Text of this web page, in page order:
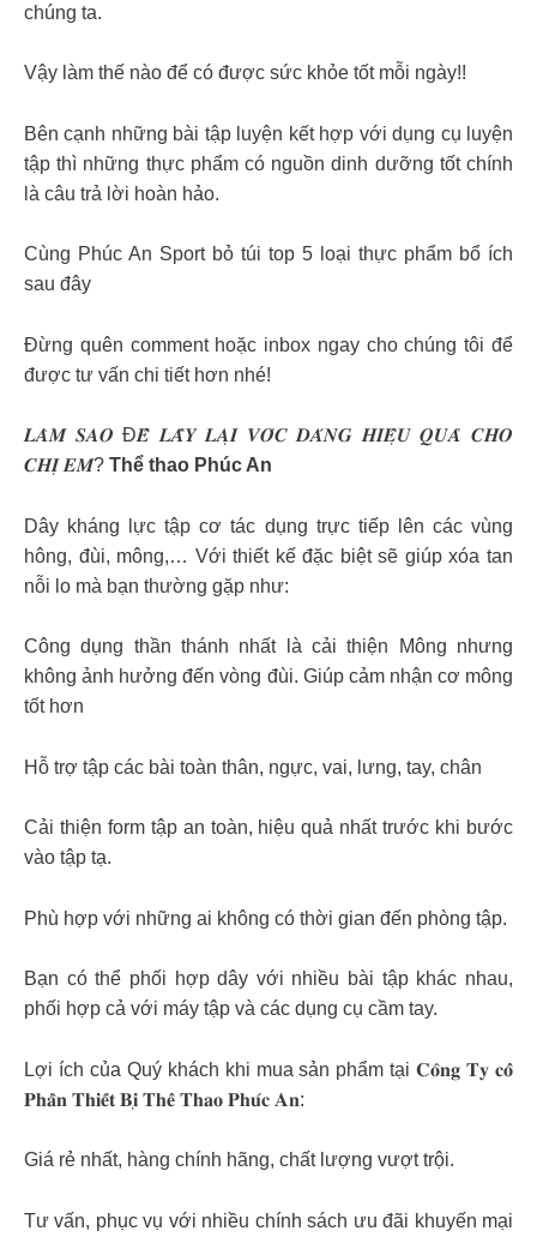
chúng ta.
Vậy làm thế nào để có được sức khỏe tốt mỗi ngày!!
Bên cạnh những bài tập luyện kết hợp với dụng cụ luyện
tập thì những thực phẩm có nguồn dinh dưỡng tốt chính
là câu trả lời hoàn hảo.
Cùng Phúc An Sport bỏ túi top 5 loại thực phẩm bổ ích
sau đây
Đừng quên comment hoặc inbox ngay cho chúng tôi để
được tư vấn chi tiết hơn nhé!
𝑳𝑨̀𝑴 𝑺𝑨𝑶 Đ𝑬̂̉ 𝑳𝑨̂́𝒀 𝑳𝑨̣𝑰 𝑽𝑶́𝑪 𝑫𝑨́𝑵𝑮 𝑯𝑰𝑬̣̂𝑼 𝑸𝑼𝑨̉ 𝑪𝑯𝑶
𝑪𝑯𝑰̣ 𝑬𝑴? Thể thao Phúc An
Dây kháng lực tập cơ tác dụng trực tiếp lên các vùng
hông, đùi, mông,… Với thiết kế đặc biệt sẽ giúp xóa tan
nỗi lo mà bạn thường gặp như:
Công dụng thần thánh nhất là cải thiện Mông nhưng
không ảnh hưởng đến vòng đùi. Giúp cảm nhận cơ mông
tốt hơn
Hỗ trợ tập các bài toàn thân, ngực, vai, lưng, tay, chân
Cải thiện form tập an toàn, hiệu quả nhất trước khi bước
vào tập tạ.
Phù hợp với những ai không có thời gian đến phòng tập.
Bạn có thể phối hợp dây với nhiều bài tập khác nhau,
phối hợp cả với máy tập và các dụng cụ cầm tay.
Lợi ích của Quý khách khi mua sản phẩm tại 𝐂𝐨̂𝐧𝐠 𝐓𝐲 𝐜𝐨̂̉
𝐏𝐡𝐚̂̀𝐧 𝐓𝐡𝐢𝐞̂́𝐭 𝐁𝐢̣ 𝐓𝐡𝐞̂̉ 𝐓𝐡𝐚𝐨 𝐏𝐡𝐮́𝐜 𝐀𝐧:
Giá rẻ nhất, hàng chính hãng, chất lượng vượt trội.
Tư vấn, phục vụ với nhiều chính sách ưu đãi khuyến mại